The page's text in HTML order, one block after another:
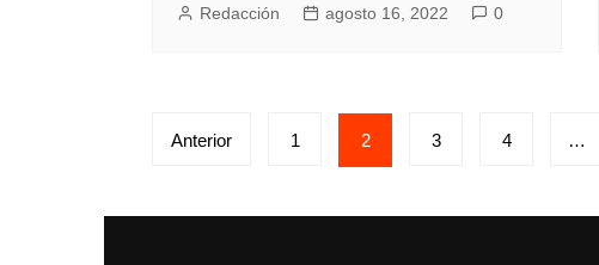
Redacción agosto 16, 2022 0
Posts
Anterior 1 2 3 4 …